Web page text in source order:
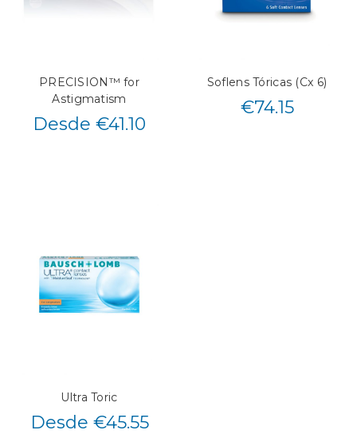
PRECISION™ for
Astigmatism
Desde €41.10
Soflens Tóricas (Cx 6)
€74.15
Ultra Toric
Desde €45.55